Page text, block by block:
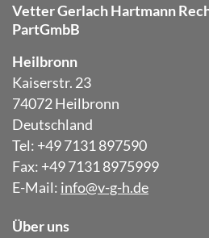
Vetter Gerlach Hartmann
PartGmbB
Heilbronn
Kaiserstr. 23
74072 Heilbronn
Deutschland
Tel: +49 7131 897590
Fax: +49 7131 8975999
E-Mail: info@v-g-h.de
Über uns